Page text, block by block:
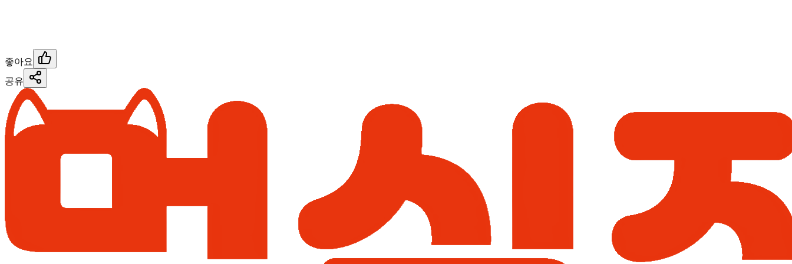
좋아요
공유